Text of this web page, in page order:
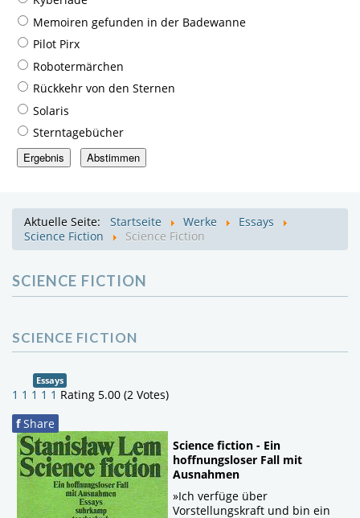
Memoiren gefunden in der Badewanne
Pilot Pirx
Robotermärchen
Rückkehr von den Sternen
Solaris
Sterntagebücher
Aktuelle Seite: Startseite Werke
Essays
Science Fiction
Science Fiction
SCIENCE FICTION
SCIENCE FICTION
Essays
1 1 1 1 1 Rating 5.00 (2 Votes)
f Share
Science fiction - Ein
hoffnungsloser Fall mit
Ausnahmen
»Ich verfüge über
Vorstellungskraft und bin ein